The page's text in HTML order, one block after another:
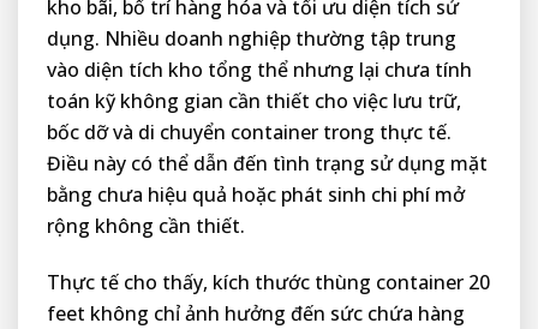
kho bãi, bố trí hàng hóa và tối ưu diện tích sử
dụng. Nhiều doanh nghiệp thường tập trung
vào diện tích kho tổng thể nhưng lại chưa tính
toán kỹ không gian cần thiết cho việc lưu trữ,
bốc dỡ và di chuyển container trong thực tế.
Điều này có thể dẫn đến tình trạng sử dụng mặt
bằng chưa hiệu quả hoặc phát sinh chi phí mở
rộng không cần thiết.
Thực tế cho thấy, kích thước thùng container 20
feet không chỉ ảnh hưởng đến sức chứa hàng